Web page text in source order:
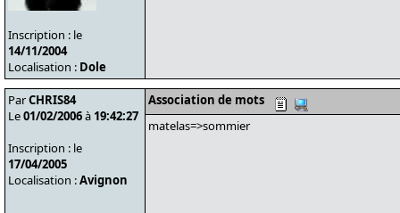
Inscription : le
14/11/2004
Localisation : Dole
ParCHRIS84
Le01/02/2006à 19:42:27
Inscription : le
17/04/2005
Localisation :Avignon
Association de mots
matelas=>sommier